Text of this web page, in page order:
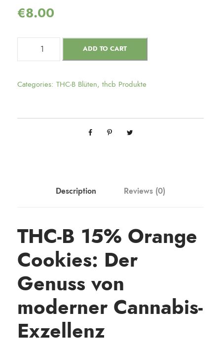
€8.00
ADD TO CART
Categories: THC-B Blüten, thcb Produkte
Description Reviews (0)
THC-B 15% Orange
Cookies: Der
Genuss von
moderner Cannabis-
Exzellenz